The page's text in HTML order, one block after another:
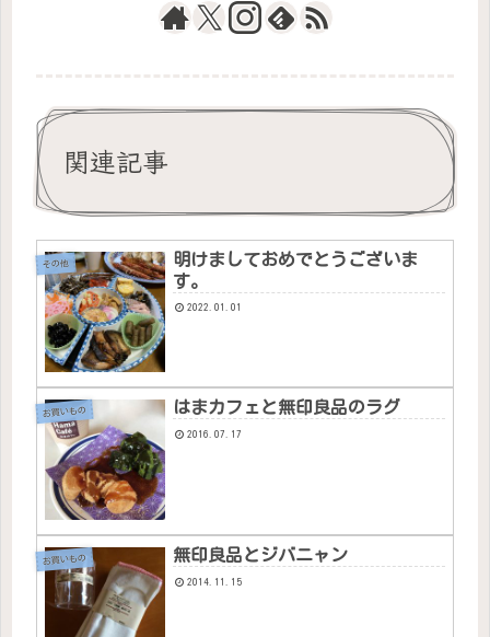
関連記事
その他
明けましておめでとうございま
す。
2022.01.01
お買いもの はまカフェと無印良品のラグ
2016.07.17
お買いもの 無印良品とジバニャン
2014.11.15